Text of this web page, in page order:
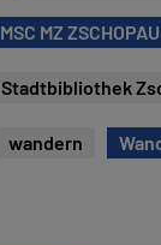
s
u
h
MSC MZ
Stadtbibliothek
wandern